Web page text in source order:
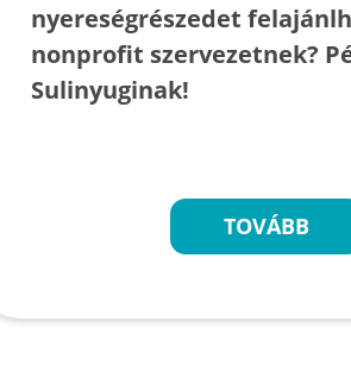
nyereségrészedet
nonprofit szervezetnek?
Sulinyuginak!
TOVÁBB